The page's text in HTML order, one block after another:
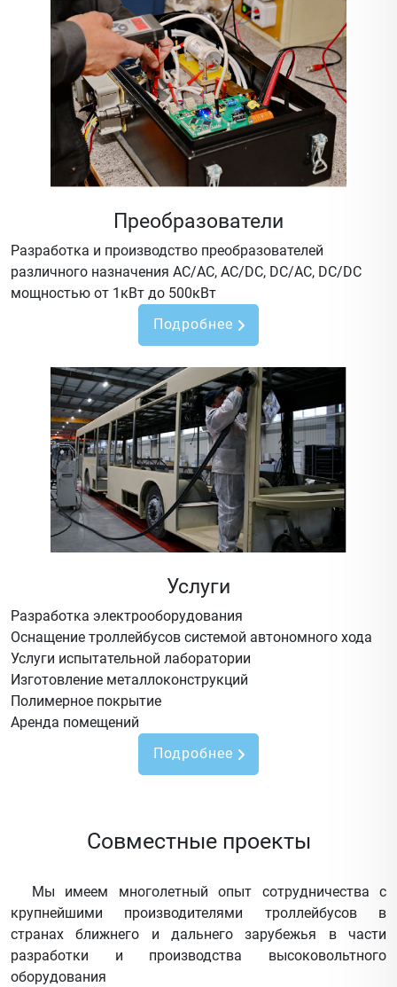
Преобразователи
Разработка и производство преобразователей
различного назначения AC/AC, AC/DC, DC/AC, DC/DC
мощностью от 1кВт до 500кВт
Подробнее
Услуги
Разработка электрооборудования
Оснащение троллейбусов системой автономного хода
Услуги испытательной лаборатории
Изготовление металлоконструкций
Полимерное покрытие
Аренда помещений
Подробнее
Совместные проекты
Мы имеем многолетный опыт сотрудничества с
крупнейшими производителями троллейбусов в
странах ближнего и дальнего зарубежья в части
разработки и производства высоковольтного
оборудования